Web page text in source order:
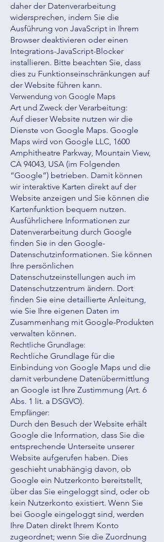
daher der Datenverarbeitung
widersprechen, indem Sie die
Ausführung von JavaScript in Ihrem
Browser deaktivieren oder einen
Integrations-JavaScript-Blocker
installieren. Bitte beachten Sie, dass
dies zu Funktionseinschränkungen auf
der Website führen kann.
Verwendung von Google Maps
Art und Zweck der Verarbeitung:
Auf dieser Website nutzen wir die
Dienste von Google Maps. Google
Maps wird von Google LLC, 1600
Amphitheatre Parkway, Mountain View,
CA 94043, USA (im Folgenden
“Google”) betrieben. Damit können
wir interaktive Karten direkt auf der
Website anzeigen und Sie können die
Kartenfunktion bequem nutzen.
Ausführlichere Informationen zur
Datenverarbeitung durch Google
finden Sie in den Google-
Datenschutzinformationen. Sie können
Ihre persönlichen
Datenschutzeinstellungen auch im
Datenschutzzentrum ändern. Dort
finden Sie eine detaillierte Anleitung,
wie Sie Ihre eigenen Daten im
Zusammenhang mit Google-Produkten
verwalten können.
Rechtliche Grundlage:
Rechtliche Grundlage für die
Einbindung von Google Maps und die
damit verbundene Datenübermittlung
an Google ist Ihre Zustimmung (Art. 6
Abs. 1 lit. a DSGVO).
Empfänger:
Durch den Besuch der Website erhält
Google die Information, dass Sie die
entsprechende Unterseite unserer
Website aufgerufen haben. Dies
geschieht unabhängig davon, ob
Google ein Nutzerkonto bereitstellt,
über das Sie eingeloggt sind, oder ob
kein Nutzerkonto existiert. Wenn Sie
bei Google eingeloggt sind, werden
Ihre Daten direkt Ihrem Konto
zugeordnet; wenn Sie die Zuordnung